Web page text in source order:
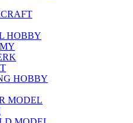
HOBBY
HOBBY
MODEL